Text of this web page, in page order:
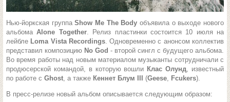
Нью-йоркская группаShow Me The Bodyобъявила о выходе нового
альбомаAlone Together. Релиз пластинки состоится 10 июля на
лейбле Loma Vista Recordings.Одновременно с анонсом коллектив
представил композицию No God - второй сингл с будущего альбома.
Во время работы над новым материалом музыканты сотрудничали с
продюсерской командой, в которую вошли Клас Олунд, известный
по работе с Ghost, а также Кеннет Блум III (Geese, Fcukers).
В пресс-релизе новый альбом описывается следующим образом: